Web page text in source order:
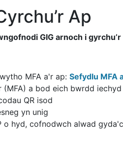
Ap
GIG arnoch i
MFA a'r ap: Sefydlu MFA
a bod eich bwrdd
QR isod
yn unig
hyd, cofnodwch alwad